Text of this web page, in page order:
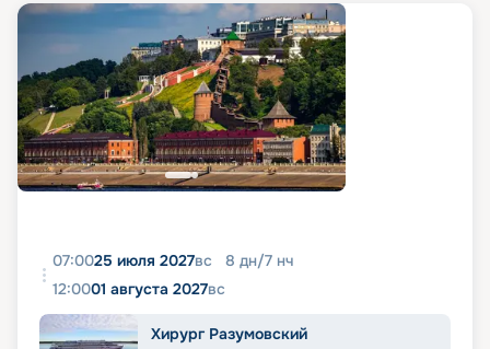
07:0025 июля 2027вс 8 дн/7 нч
12:0001 августа 2027вс
Хирург Разумовский